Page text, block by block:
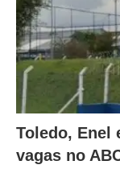
Toledo, Enel
vagas no